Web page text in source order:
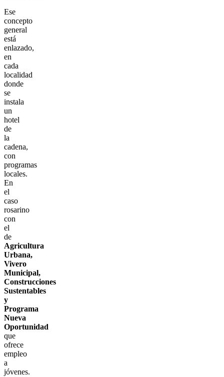
Ese
concepto
general
está
enlazado,
en
cada
localidad
donde
se
instala
un
hotel
de
la
cadena,
con
programas
locales.
En
el
caso
rosarino
con
el
de
Agricultura
Urbana,
Vivero
Municipal,
Construcciones
Sustentables
y
Programa
Nueva
Oportunidad
que
ofrece
empleo
a
jóvenes.